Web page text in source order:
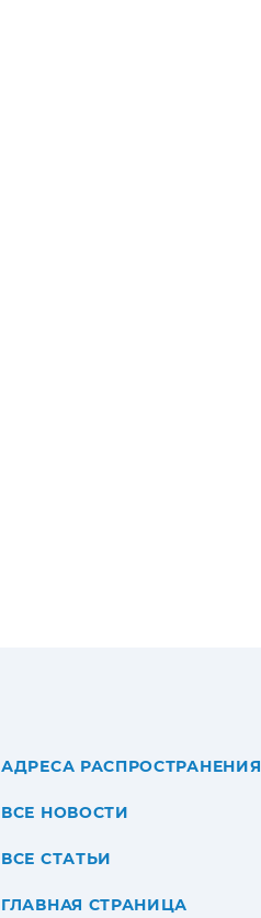
АДРЕСА РАСПРОСТРАНЕНИЯ
ВСЕ НОВОСТИ
ВСЕ СТАТЬИ
ГЛАВНАЯ СТРАНИЦА